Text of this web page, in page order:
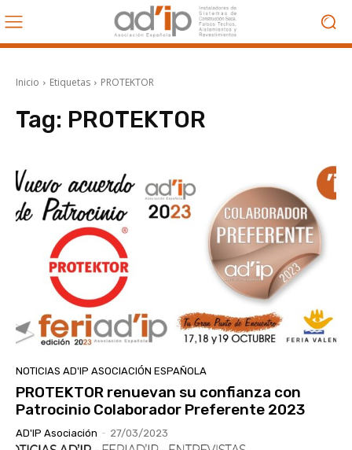
Inicio Etiquetas PROTEKTOR
Tag: PROTEKTOR
NOTICIAS AD'IP ASOCIACIÓN ESPAÑOLA
PROTEKTOR renuevan su confianza con
Patrocinio Colaborador Preferente 2023
AD'IP Asociación - 27/03/2023